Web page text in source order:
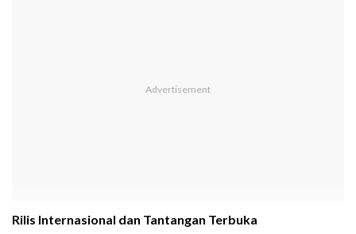
Rilis Internasional dan Tantangan Terbuka